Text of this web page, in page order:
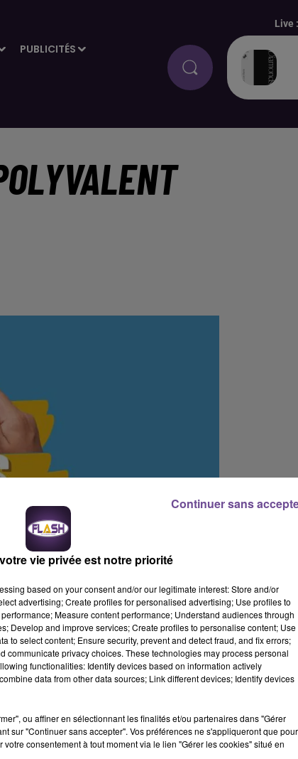
PUBLICITÉS
Live :
vie privée est notre priorité
based on your consent and/or our legitimate interest: Store and/or
advertising; Create profiles for personalised advertising; Use profiles to
Measure content performance; Understand audiences through
Develop and improve services; Create profiles to personalise content; Use
to select content; Ensure security, prevent and detect fraud, and fix errors;
communicate privacy choices. These technologies may process personal
functionalities: Identify devices based on information actively
data from other data sources; Link different devices; Identify devices
ou affiner en sélectionnant les finalités et/ou partenaires dans "Gérer
sur "Continuer sans accepter". Vos préférences ne s'appliqueront que pour
consentement à tout moment via le lien "Gérer les cookies" situé en
Continuer sans